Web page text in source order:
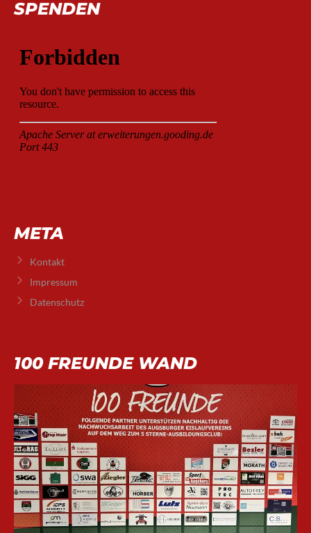
SPENDEN
META
Kontakt
Impressum
Datenschutz
100 FREUNDE WAND